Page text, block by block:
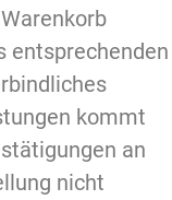
entsprechenden
kommt
an
nicht